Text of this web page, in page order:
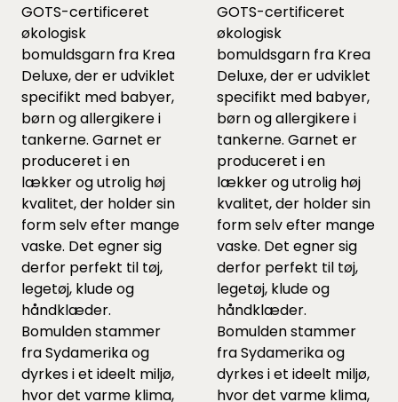
GOTS-certificeret
økologisk
bomuldsgarn fra Krea
Deluxe, der er udviklet
specifikt med babyer,
børn og allergikere i
tankerne. Garnet er
produceret i en
lækker og utrolig høj
kvalitet, der holder sin
form selv efter mange
vaske. Det egner sig
derfor perfekt til tøj,
legetøj, klude og
håndklæder.
Bomulden stammer
fra Sydamerika og
dyrkes i et ideelt miljø,
hvor det varme klima,
GOTS-certificeret
økologisk
bomuldsgarn fra Krea
Deluxe, der er udviklet
specifikt med babyer,
børn og allergikere i
tankerne. Garnet er
produceret i en
lækker og utrolig høj
kvalitet, der holder sin
form selv efter mange
vaske. Det egner sig
derfor perfekt til tøj,
legetøj, klude og
håndklæder.
Bomulden stammer
fra Sydamerika og
dyrkes i et ideelt miljø,
hvor det varme klima,